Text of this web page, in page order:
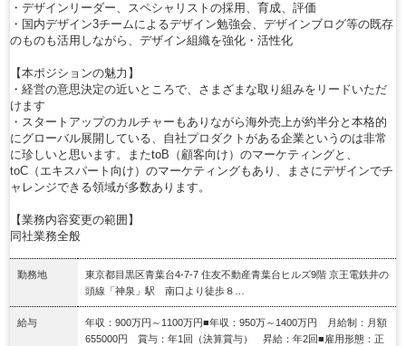
・デザインリーダー、スペシャリストの採用、育成、評価
・国内デザイン3チームによるデザイン勉強会、デザインブログ等の既存
のものも活用しながら、デザイン組織を強化・活性化
【本ポジションの魅力】
・経営の意思決定の近いところで、さまざまな取り組みをリードいただ
けます
・スタートアップのカルチャーもありながら海外売上が約半分と本格的
にグローバル展開している、自社プロダクトがある企業というのは非常
に珍しいと思います。またtoB（顧客向け）のマーケティングと、
toC（エキスパート向け）のマーケティングもあり、まさにデザインでチ
ャレンジできる領域が多数あります。
【業務内容変更の範囲】
同社業務全般
勤務地
東京都目黒区青葉台4-7-7 住友不動産青葉台ヒルズ9階 京王電鉄井の
頭線「神泉」駅 南口より徒歩８…
給与
年収：900万円～1100万円■年収：950万～1400万円 月給制：月額
655000円 賞与：年1回（決算賞与） 昇給：年2回■雇用形態：正